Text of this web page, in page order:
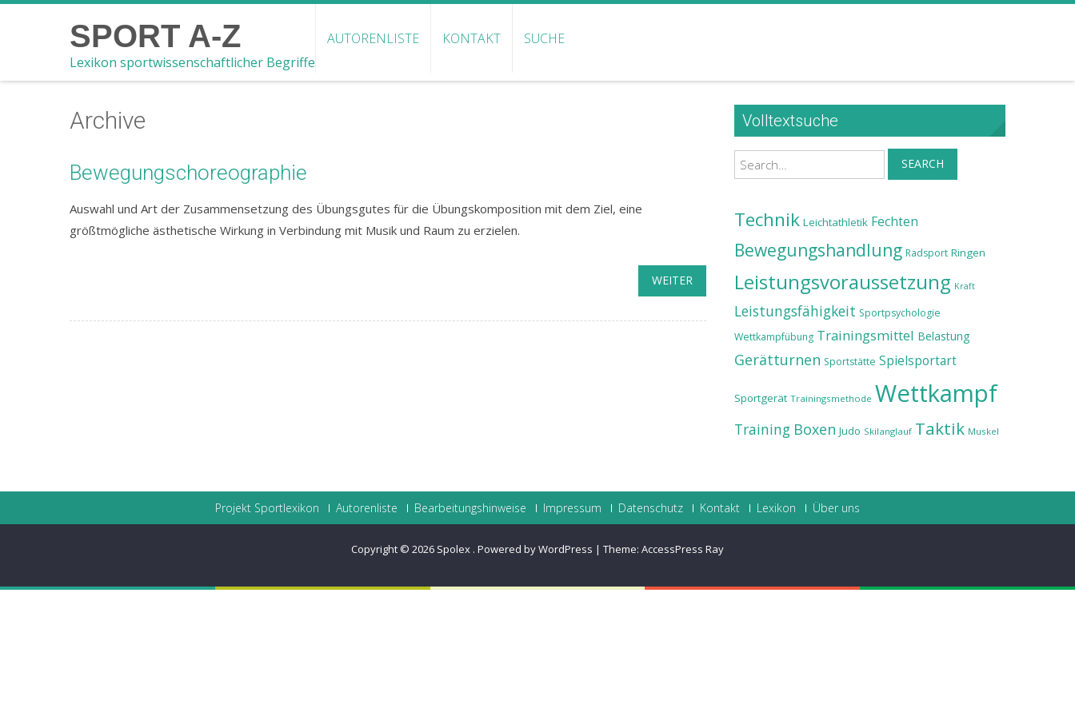
SPORT A-Z
Lexikon sportwissenschaftlicher Begriffe
AUTORENLISTE KONTAKT SUCHE
Archive
Bewegungschoreographie
Auswahl und Art der Zusammensetzung des Übungsgutes für die Übungskomposition mit dem Ziel, eine
größtmögliche ästhetische Wirkung in Verbindung mit Musik und Raum zu erzielen.
WEITER
Volltextsuche
Search SEARCH
Technik Leichtathletik Fechten
Bewegungshandlung Radsport Ringen
Leistungsvoraussetzung Kraft
Leistungsfähigkeit Sportpsychologie
Wettkampfübung Trainingsmittel Belastung
Gerätturnen Sportstätte Spielsportart
Sportgerät Trainingsmethode Wettkampf
Training Boxen Judo Skilanglauf Taktik Muskel
Projekt Sportlexikon Autorenliste Bearbeitungshinweise Impressum Datenschutz Kontakt Lexikon Über uns
Copyright © 2026 Spolex . Powered by WordPress | Theme: AccessPress Ray